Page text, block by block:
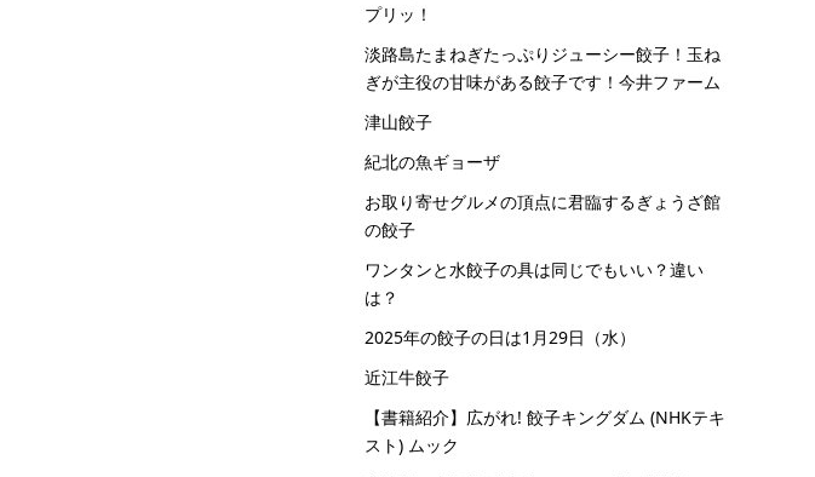
プリッ！
淡路島たまねぎたっぷりジューシー餃子！玉ね
ぎが主役の甘味がある餃子です！今井ファーム
津山餃子
紀北の魚ギョーザ
お取り寄せグルメの頂点に君臨するぎょうざ館
の餃子
ワンタンと水餃子の具は同じでもいい？違い
は？
2025年の餃子の日は1月29日（水）
近江牛餃子
【書籍紹介】広がれ! 餃子キングダム (NHKテキ
スト) ムック